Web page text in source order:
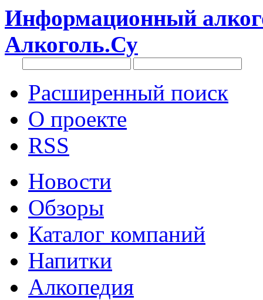
Информационный
Алкоголь.Су
Расширенный поиск
О проекте
RSS
Новости
Обзоры
Каталог компаний
Напитки
Алкопедия